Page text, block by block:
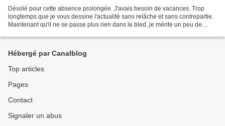
Désolé pour cette absence prolongée. J'avais besoin de vacances. Trop
longtemps que je vous dessine l'actualité sans relâche et sans contrepartie.
Maintenant qu'il ne se passe plus rien dans le bled, je mérite un peu de
Hébergé par Canalblog
Top articles
Pages
Contact
Signaler un abus